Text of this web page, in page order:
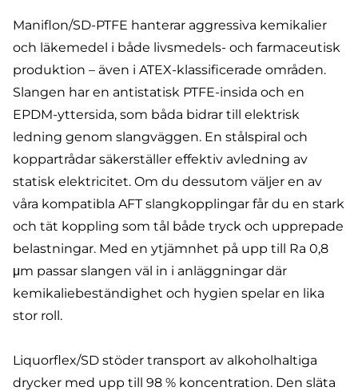
Maniflon/SD-PTFE hanterar aggressiva kemikalier
och läkemedel i både livsmedels- och farmaceutisk
produktion – även i ATEX-klassificerade områden.
Slangen har en antistatisk PTFE-insida och en
EPDM-yttersida, som båda bidrar till elektrisk
ledning genom slangväggen. En stålspiral och
koppartrådar säkerställer effektiv avledning av
statisk elektricitet. Om du dessutom väljer en av
våra kompatibla AFT slangkopplingar får du en stark
och tät koppling som tål både tryck och upprepade
belastningar. Med en ytjämnhet på upp till Ra 0,8
μm passar slangen väl in i anläggningar där
kemikaliebeständighet och hygien spelar en lika
stor roll.
Liquorflex/SD stöder transport av alkoholhaltiga
drycker med upp till 98 % koncentration. Den släta